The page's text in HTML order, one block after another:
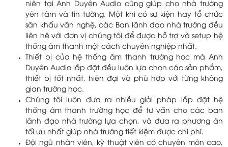
niên tại Anh Duyên Audio cũng giúp cho nhà trường
yên tâm và tin tưởng. Một khi có sự kiện hay tổ chức
sân khấu văn nghệ, các Ban lãnh đạo nhà trường đều
liên hệ với đơn vị chúng tôi để được hỗ trợ và setup hệ
thống âm thanh một cách chuyên nghiệp nhất.
Thiết bị của hệ thống âm thanh trường học mà Anh
Duyên Audio lắp đặt đều luôn lựa chọn các sản phẩm,
thiết bị tốt nhất, hiện đại và phù hợp với từng không
gian trường học.
Chúng tôi luôn đưa ra nhiều giải pháp lắp đặt hệ
thống âm thanh trường học để tư vấn cho các ban
lãnh đạo nhà trường lựa chọn, và đưa ra phương án
tối ưu nhất giúp nhà trường tiết kiệm được chi phí.
Đội ngũ nhân viên, kỹ thuật viên có chuyên môn cao,